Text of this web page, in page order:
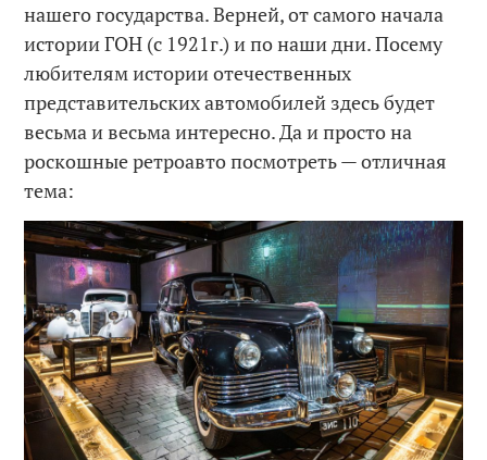
нашего государства. Верней, от самого начала
истории ГОН (с 1921г.) и по наши дни. Посему
любителям истории отечественных
представительских автомобилей здесь будет
весьма и весьма интересно. Да и просто на
роскошные ретроавто посмотреть — отличная
тема: